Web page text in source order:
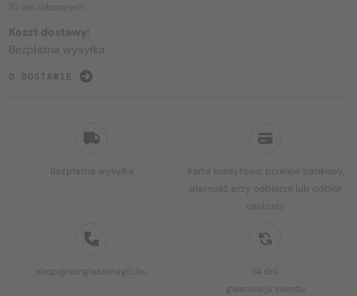
Bezpłatna wysyłka
Karta kredytowa, przelew bankowy,
płatność przy odbiorze lub odbiór
osobisty
shop@sunglassmagic.hu
14 dni
gwarancja zwrotu
10 dni roboczych.
Koszt dostawy:
Bezpłatna wysyłka
O DOSTAWIE